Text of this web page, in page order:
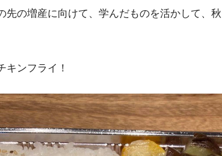
先の増産に向けて、学んだものを活かして、秋
キンフライ！